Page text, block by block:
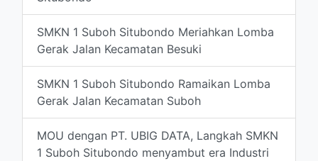
SMKN 1 Suboh Situbondo Meriahkan Lomba
Gerak Jalan Kecamatan Besuki
SMKN 1 Suboh Situbondo Ramaikan Lomba
Gerak Jalan Kecamatan Suboh
MOU dengan PT. UBIG DATA, Langkah SMKN
1 Suboh Situbondo menyambut era Industri